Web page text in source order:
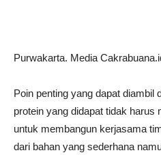
Purwakarta. Media
Poin penting yang dapat diambil
protein yang didapat tidak harus
untuk membangun kerjasama
dari bahan yang sederhana